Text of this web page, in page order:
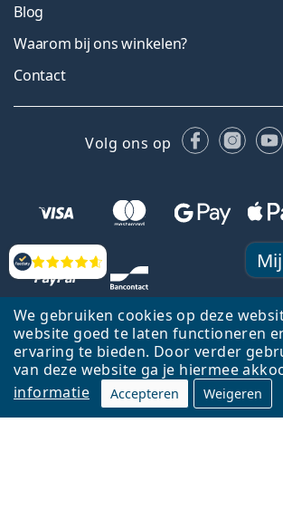
We gebruiken cookies op deze
website goed te laten functioneren
ervaring te bieden. Door verder
van deze website ga je hiermee
informatie
Accepteren Weigeren
Beoordelingen
Blog
Waarom bij ons winkelen?
Contact
Volg ons op Facebook
Terug naar de homepagina Ga omhoog